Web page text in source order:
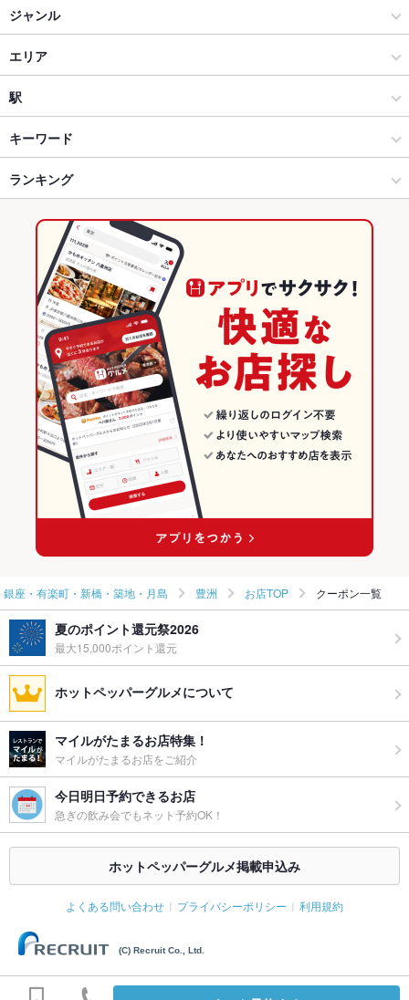
ジャンル
焼肉・ホルモン
焼肉
銀座・有楽町・新橋・築地・月島 × 焼肉・ホルモン
銀座・有楽町・新橋・築地・月島 × 焼肉
豊洲駅 × 焼肉・ホルモン
豊洲駅 × 焼肉
居酒屋
銀座・有楽町・新橋・築地・月島 × 居酒屋
銀座・有楽町・新橋・築地・月島 × 和風
豊洲駅 × 居酒屋
豊洲駅 × 和風
エリア
豊洲
豊洲 × 焼肉・ホルモン
豊洲 × 焼肉
豊洲 × 居酒屋
豊洲 × 和風
東京 × 焼肉・ホルモン
東京 × 焼肉
東京 × 居酒屋
東京 × 和風
駅
越中島駅
木場駅
豊洲駅
キーワード
からあげ
石焼きビビンバ デザート
ランキング
東京のグルメランキング
東京の焼肉・ホルモンランキング
銀座・有楽町・新橋・築地・月島のグルメランキング
銀座・有楽町・新橋・築地・月島の焼肉・ホルモンランキング
豊洲のグルメランキング
豊洲の焼肉・ホルモンランキング
銀座・有楽町・新橋・築地・月島 豊洲 お店TOP クーポン一覧
夏のポイント還元祭2026
最大15,000ポイント還元
ホットペッパーグルメについて
マイルがたまるお店特集！
マイルがたまるお店をご紹介
今日明日予約できるお店
急ぎの飲み会でもネット予約OK！
ホットペッパーグルメ掲載申込み
よくある問い合わせ プライバシーポリシー 利用規約
(C) Recruit Co., Ltd.